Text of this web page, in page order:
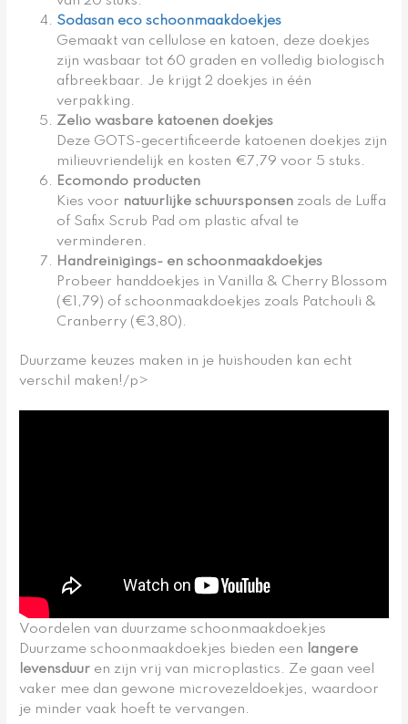
Sodasan eco schoonmaakdoekjes
Gemaakt van cellulose en katoen, deze doekjes
zijn wasbaar tot 60 graden en volledig biologisch
afbreekbaar. Je krijgt 2 doekjes in één
verpakking.
Zelio wasbare katoenen doekjes
Deze GOTS-gecertificeerde katoenen doekjes zijn
milieuvriendelijk en kosten €7,79 voor 5 stuks.
Ecomondo producten
Kies voor natuurlijke schuursponsen zoals de Luffa
of Safix Scrub Pad om plastic afval te
verminderen.
Handreinigings- en schoonmaakdoekjes
Probeer handdoekjes in Vanilla & Cherry Blossom
(€1,79) of schoonmaakdoekjes zoals Patchouli &
Cranberry (€3,80).
Duurzame keuzes maken in je huishouden kan echt
verschil maken!/p>
Voordelen van duurzame schoonmaakdoekjes
Duurzame schoonmaakdoekjes bieden een
langere
levensduur en zijn vrij van microplastics. Ze gaan veel
vaker mee dan gewone microvezeldoekjes, waardoor
je minder vaak hoeft te vervangen.